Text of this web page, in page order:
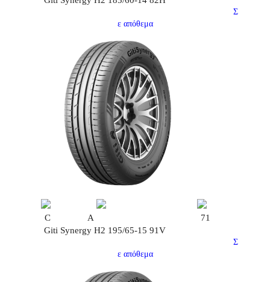
Σ
ε απόθεμα
C A
71
Giti Synergy H2 195/65-15 91V
Σ
ε απόθεμα